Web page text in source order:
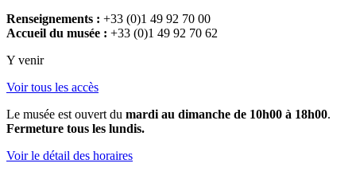
Renseignements : +33 (0)1 49 92 70 00
Accueil du musée : +33 (0)1 49 92 70 62
Y venir
Voir tous les accès
Le musée est ouvert du mardi au dimanche de 10h00 à 18h00.
Fermeture tous les lundis.
Voir le détail des horaires